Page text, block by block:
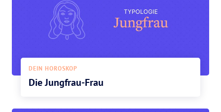
DEIN HOROSKOP
Die Jungfrau-Frau